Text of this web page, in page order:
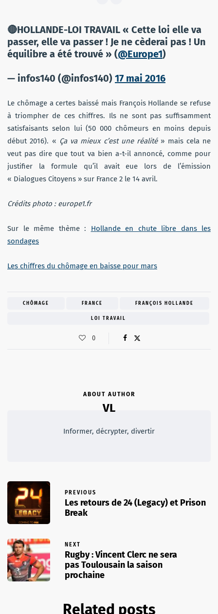
🔴HOLLANDE-LOI TRAVAIL « Cette loi elle va
passer, elle va passer ! Je ne cèderai pas ! Un
équilibre a été trouvé » (@Europe1)
— infos140 (@infos140) 17 mai 2016
Le chômage a certes baissé mais François Hollande se refuse
à triompher de ces chiffres. Ils ne sont pas suffisamment
satisfaisants selon lui (50 000 chômeurs en moins depuis
début 2016). « Ça va mieux c’est une réalité» mais cela ne
veut pas dire que tout va bien a-t-il annoncé, comme pour
justifier la formule qu’il avait eue lors de l’émission
« Dialogues Citoyens » sur France 2 le 14 avril.
Crédits photo : europe1.fr
Sur le même thème : Hollande en chute libre dans les
sondages
Les chiffres du chômage en baisse pour mars
CHÔMAGE FRANCE FRANÇOIS HOLLANDE
LOI TRAVAIL
0
ABOUT AUTHOR
VL
Informer, décrypter, divertir
PREVIOUS
Les retours de 24 (Legacy) et Prison
Break
NEXT
Rugby : Vincent Clerc ne sera
pas Toulousain la saison
prochaine
Related posts